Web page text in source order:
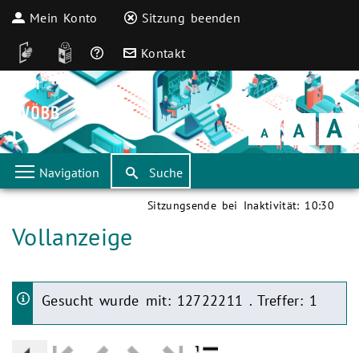
Mein Konto Sitzung beenden
DGS Leichte Sprache
Häufige Fragen
Kontakt
Schrift
klein Schrift
normal Schrift
groß
Navigation Suche
Sitzungsende bei Inaktivität: 10:30
Aktuelle Seite:
Vollanzeige
Aktuelle Seite:
Gesucht wurde mit: 12722211 . Treffer: 1